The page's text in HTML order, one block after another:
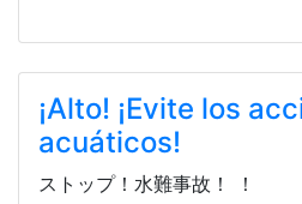
¡Alto! ¡Evite los
acuáticos!
ストップ！水難事故！ ！